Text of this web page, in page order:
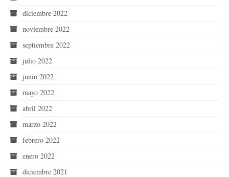
diciembre 2022
noviembre 2022
septiembre 2022
julio 2022
junio 2022
mayo 2022
abril 2022
marzo 2022
febrero 2022
enero 2022
diciembre 2021